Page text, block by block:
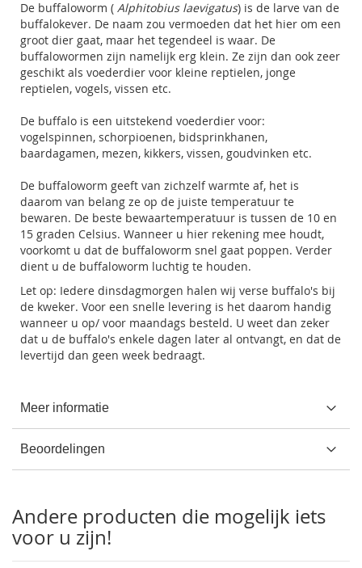
De buffaloworm ( Alphitobius laevigatus) is de larve van de
buffalokever. De naam zou vermoeden dat het hier om een
groot dier gaat, maar het tegendeel is waar. De
buffalowormen zijn namelijk erg klein. Ze zijn dan ook zeer
geschikt als voederdier voor kleine reptielen, jonge
reptielen, vogels, vissen etc.
De buffalo is een uitstekend voederdier voor:
vogelspinnen, schorpioenen, bidsprinkhanen,
baardagamen, mezen, kikkers, vissen, goudvinken etc.
De buffaloworm geeft van zichzelf warmte af, het is
daarom van belang ze op de juiste temperatuur te
bewaren. De beste bewaartemperatuur is tussen de 10 en
15 graden Celsius. Wanneer u hier rekening mee houdt,
voorkomt u dat de buffaloworm snel gaat poppen. Verder
dient u de buffaloworm luchtig te houden.
Let op: Iedere dinsdagmorgen halen wij verse buffalo's bij
de kweker. Voor een snelle levering is het daarom handig
wanneer u op/ voor maandags besteld. U weet dan zeker
dat u de buffalo's enkele dagen later al ontvangt, en dat de
levertijd dan geen week bedraagt.
Meer informatie
Beoordelingen
Andere producten die mogelijk iets
voor u zijn!